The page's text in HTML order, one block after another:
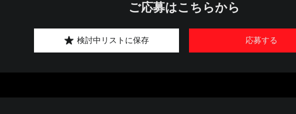
ご応募はこちらから
応募する
検討中リストに保存